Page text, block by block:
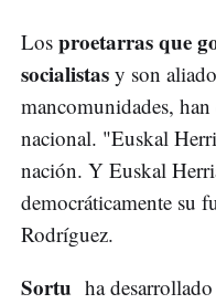
Los proetarras que
socialistas y son
mancomunidades,
nacional. "Euskal
nación. Y Euskal
democráticamente su
Rodríguez.
Sortu ha